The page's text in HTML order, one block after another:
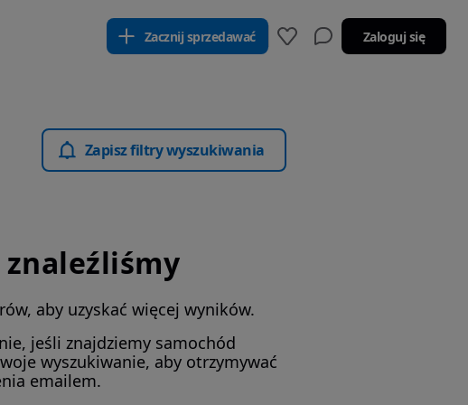
Zacznij sprzedawać Zaloguj się
Zapisz filtry wyszukiwania
aby uzyskać więcej wyników.
jeśli znajdziemy samochód
wyszukiwanie, aby otrzymywać
emailem.